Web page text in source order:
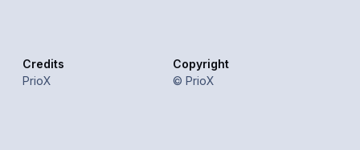
Credits
PrioX
Copyright
© PrioX